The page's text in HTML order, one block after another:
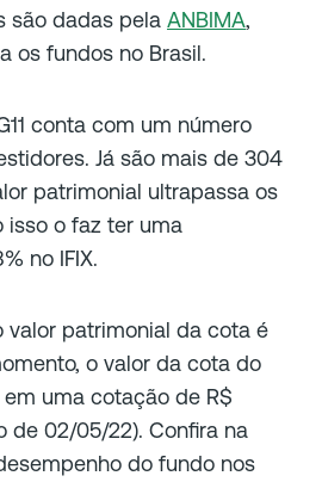
são dadas pela ANBIMA,
os fundos no Brasil.
conta com um número
Já são mais de 304
patrimonial ultrapassa os
isso o faz ter uma
no IFIX.
valor patrimonial da cota é
o valor da cota do
uma cotação de R$
de 02/05/22). Confira na
do fundo nos